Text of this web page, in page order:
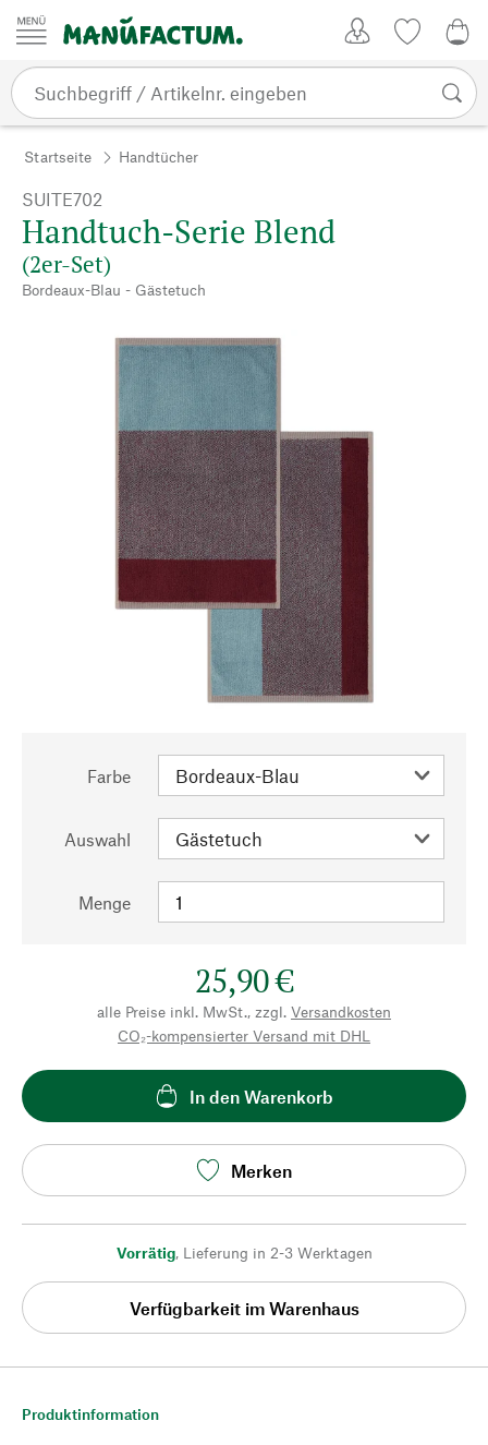
Zum Inhalt springen
Startseite Handtücher
SUITE702
Handtuch-Serie Blend
(2er-Set)
Bordeaux-Blau - Gästetuch
Farbe
Auswahl
Menge
25,90 €
alle Preise inkl. MwSt., zzgl. Versandkosten
CO₂-kompensierter Versand mit DHL
In den Warenkorb
Merken
Vorrätig, Lieferung in 2-3 Werktagen
Verfügbarkeit im Warenhaus
Produktinformation